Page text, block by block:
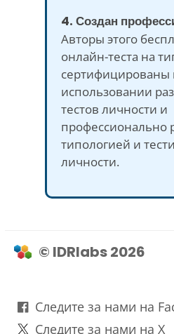
4. Создан
Авторы этого
онлайн-теста на
сертифицированы
использовании
тестов личности и
профессионально
типологией и
личности.
© IDRlabs 2026
Следите за нами на
Следите за нами на X